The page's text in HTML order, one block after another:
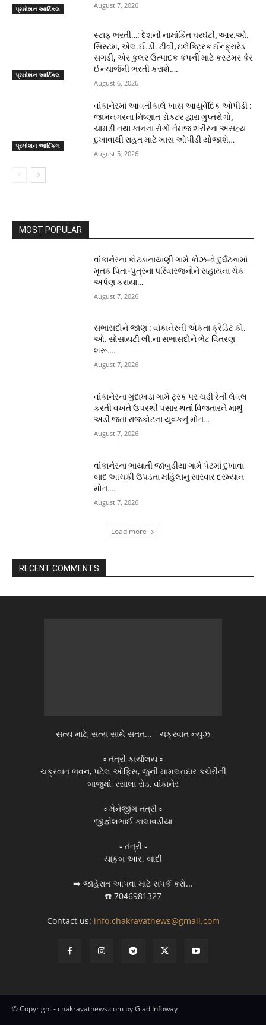
પ્રમોશન આર્ટિકલ August 7, 2026
પ્રમોશન આર્ટિકલ
સ્ટાફ ભરતી…: દેશની નામાંકિત ઘરઘંટી, આર.ઓ.
સિસ્ટમ, એલ.ઈ.ડી. ટીવી, ઇલેક્ટ્રિક ઈન્ફ્રારેડ
સગડી, એર કુલર ઉત્પાદક કંપની માટે કસ્ટમર કેર
ઈન્ચાર્જની ભરતી કરાશે….
August 6, 2026
પ્રમોશન આર્ટિકલ
વાંકાનેરમાં આવતીકાલે ખાસ આયુર્વેદિક ઓપીડી :
જામનગરના નિષ્ણાત ડોક્ટર દ્વારા ગુપ્તરોગો,
ચામડી તથા કાનના રોગો તેમજ શરીરના અસહ્ય
દુખાવાથી રાહત માટે ખાસ ઓપીડી યોજાશે…
August 5, 2026
MOST POPULAR
વાંકાનેરના કોટડાનાયાણી ગામે કોઝ-વે દુર્ઘટનામાં
મૃતક પિતા-પુત્રના પરિવારજનોને સહાયના ચેક
અર્પણ કરાયા…
August 7, 2026
સભાસદોને જાણ : વાંકાનેરની એકતા ક્રેડિટ કો.
ઓ. સોસાયટી લી.ના સભાસદોને ભેટ વિતરણ
શરૂ….
August 7, 2026
વાંકાનેરના ગુંદાખડા ગામે ટ્રક પર ચડી રેતી લેવલ
કરતી વખતે ઉપરથી પસાર થતાં વિજતારને માથું
અડી જતાં રાજકોટના યુવકનું મોત…
August 7, 2026
વાંકાનેરના ભાયાતી જાંબુડીયા ગામે પેટમાં દુખાવા
બાદ આચકી ઉપડતા મહિલાનુ સારવાર દરમ્યાન
મોત….
August 7, 2026
Load more
RECENT COMMENTS
સત્ય માટે, સત્ય સાથે સતત... - ચક્રવાત ન્યુઝ
▫️ તંત્રી કાર્યાલય ▫️
ચક્રવાત ભવન, પટેલ ઓફિસ, જુની મામલતદાર કચેરીની
બાજુમાં, રસાલા રોડ, વાંકાનેર
▫️ મેનેજીંગ તંત્રી ▫️
જીજ્ઞેશભાઈ કાલાવડીયા
▫️ તંત્રી ▫️
યાકુબ આર. બાદી
➡️ જાહેરાત આપવા માટે સંપર્ક કરો...
☎️ 7046981327
Contact us: info.chakravatnews@gmail.com
© Copyright - chakravatnews.com by Glad Infoway